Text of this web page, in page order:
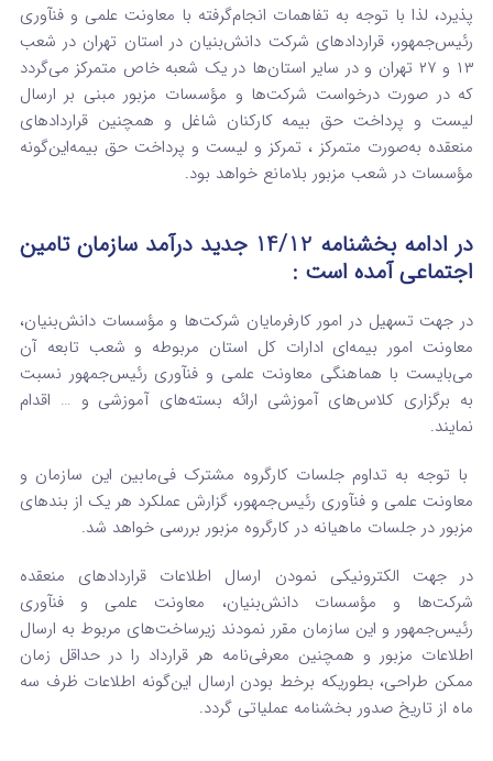
پذیرد، لذا با توجه به تفاهمات انجام‌گرفته با معاونت علمی و فنآوری
رئیس‌جمهور، قراردادهای شرکت دانش‌بنیان در استان تهران در شعب
۱۳ و ۲۷ تهران و در سایر استان‌ها در یک شعبه خاص متمرکز می‌گردد
که در صورت درخواست شرکت‌ها و مؤسسات مزبور مبنی بر ارسال
لیست و پرداخت حق بیمه کارکنان شاغل و همچنین قراردادهای
منعقده به‌صورت متمرکز ، تمرکز و لیست و پرداخت حق بیمه‌این‌گونه
مؤسسات در شعب مزبور بلامانع خواهد بود.
در ادامه بخشنامه 14/12 جدید درآمد سازمان تامین
اجتماعی آمده است :
در جهت تسهیل در امور کارفرمایان شرکت‌ها و مؤسسات دانش‌بنیان،
معاونت امور بیمه‌ای ادارات کل استان مربوطه و شعب تابعه آن
می‌بایست با هماهنگی معاونت علمی و فنآوری رئیس‌جمهور نسبت
به برگزاری کلاس‌های آموزشی ارائه بسته‌های آموزشی و … اقدام
نمایند.
با توجه به تداوم جلسات کارگروه مشترک فی‌مابین این سازمان و
معاونت علمی و فنآوری رئیس‌جمهور، گزارش عملکرد هر یک از بندهای
مزبور در جلسات ماهیانه در کارگروه مزبور بررسی خواهد شد.
در جهت الکترونیکی نمودن ارسال اطلاعات قراردادهای منعقده
شرکت‌ها و مؤسسات دانش‌بنیان، معاونت علمی و فنآوری
رئیس‌جمهور و این سازمان مقرر نمودند زیرساخت‌های مربوط به ارسال
اطلاعات مزبور و همچنین معرفی‌نامه هر قرارداد را در حداقل زمان
ممکن طراحی، بطوریکه برخط بودن ارسال این‌گونه اطلاعات ظرف سه
ماه از تاریخ صدور بخشنامه عملیاتی گردد.